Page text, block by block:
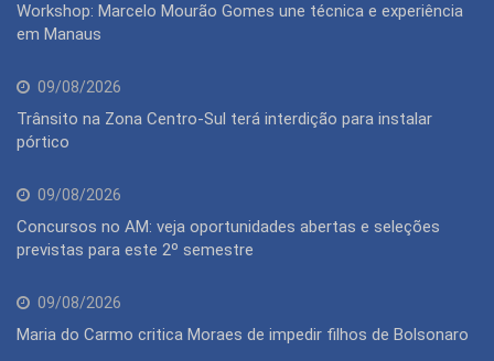
Workshop: Marcelo Mourão Gomes une técnica e experiência
em Manaus
09/08/2026
Trânsito na Zona Centro-Sul terá interdição para instalar
pórtico
09/08/2026
Concursos no AM: veja oportunidades abertas e seleções
previstas para este 2º semestre
09/08/2026
Maria do Carmo critica Moraes de impedir filhos de Bolsonaro